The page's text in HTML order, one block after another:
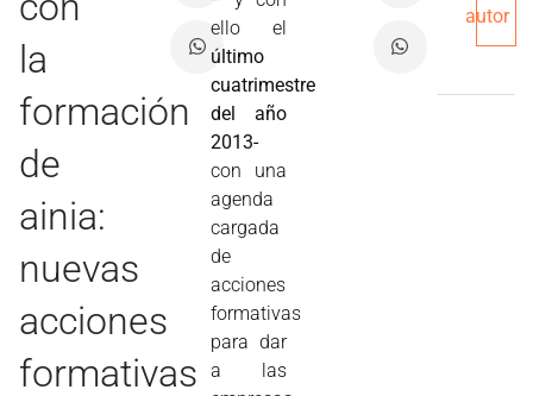
la
formación
de
ainia:
nuevas
acciones
formativas
ello el
último
cuatrimestre
del año
2013-
con una
agenda
cargada
de
acciones
formativas
para dar
a las
autor